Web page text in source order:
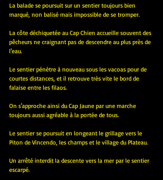
La balade se poursuit sur un sentier toujours bien
marqué, non balisé mais impossible de se tromper.
La côte déchiquetée au Cap Chien accueille souvent des
pêcheurs ne craignant pas de descendre au plus près de
l'eau.
Le sentier pénètre à nouveau sous les vacoas pour de
courtes distances, et il retrouve très vite le bord de
falaise entre les filaos.
On s'approche ainsi du Cap Jaune par une marche
toujours aussi agréable à la portée de tous.
Le sentier se poursuit en longeant le grillage vers le
Piton de Vincendo, les champs et le village du Plateau.
Un arrêté interdit la descente vers la mer par le sentier
escarpé.